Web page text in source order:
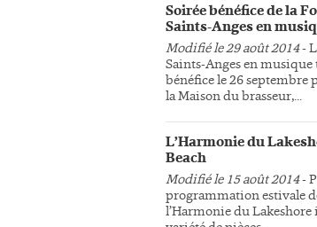
Soirée bénéfice de la
Saints-Anges en
Modifié le 29 août 2014-
Saints-Anges en
bénéfice le 26 septembre
la Maison du brasseur,...
L’Harmonie du
Beach
Modifié le 15 août 2014-
programmation estivale
l’Harmonie du